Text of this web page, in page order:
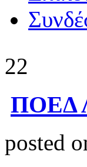
22
ΠΟΕΔ
posted